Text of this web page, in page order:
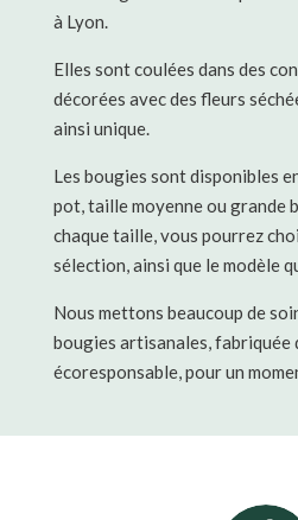
à Lyon.
Elles sont coulées dans des
décorées avec des fleurs
ainsi unique.
Les bougies sont disponibles
pot, taille moyenne ou grande
chaque taille, vous pourrez
sélection, ainsi que le modèle
Nous mettons beaucoup de
bougies artisanales, fabriquée
écoresponsable, pour un